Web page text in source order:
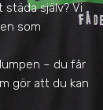
själv? Vi
som
– du får
gör att du kan